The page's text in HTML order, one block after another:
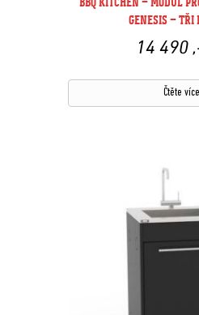
GENESIS – TŘI
14 490
Čtěte více